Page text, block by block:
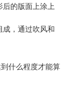
的版面上涂上
成，通过吹风和
什么程度才能算